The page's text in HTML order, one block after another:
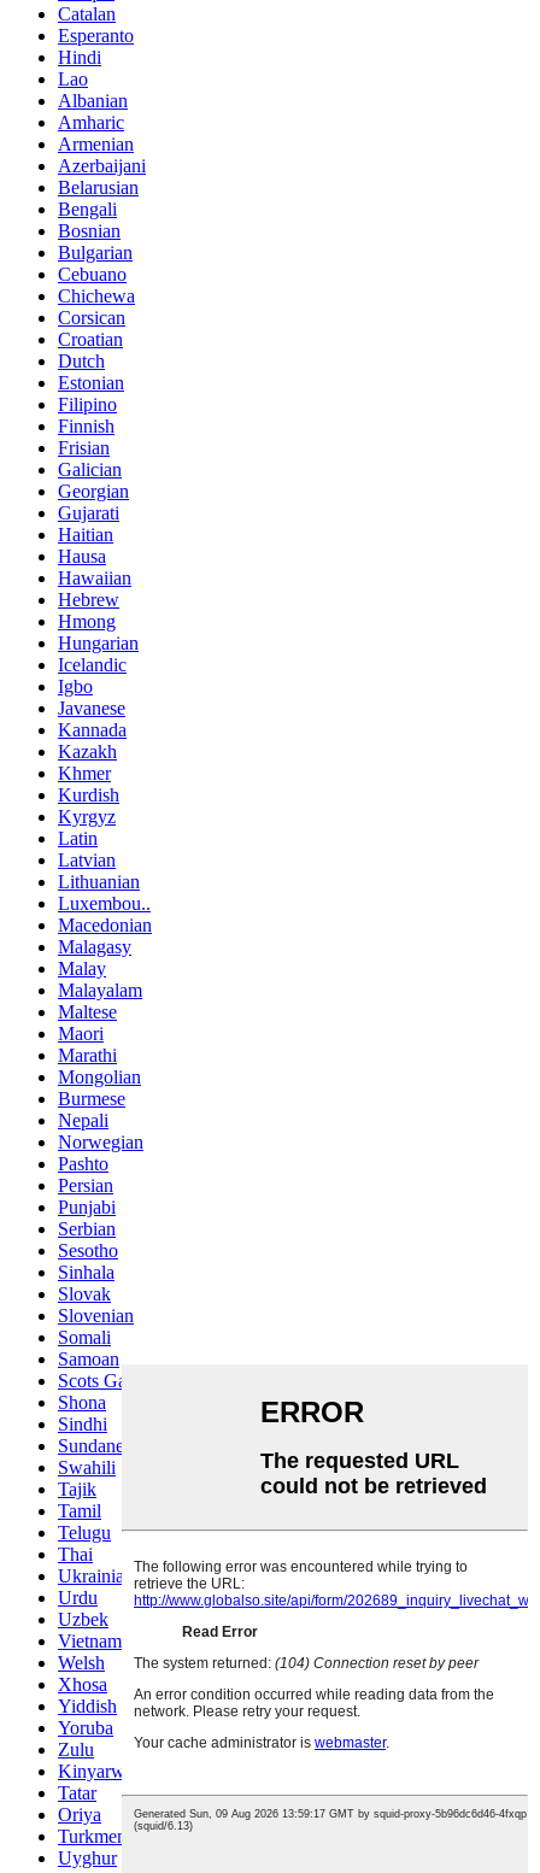
Catalan
Esperanto
Hindi
Lao
Albanian
Amharic
Armenian
Azerbaijani
Belarusian
Bengali
Bosnian
Bulgarian
Cebuano
Chichewa
Corsican
Croatian
Dutch
Estonian
Filipino
Finnish
Frisian
Galician
Georgian
Gujarati
Haitian
Hausa
Hawaiian
Hebrew
Hmong
Hungarian
Icelandic
Igbo
Javanese
Kannada
Kazakh
Khmer
Kurdish
Kyrgyz
Latin
Latvian
Lithuanian
Luxembou..
Macedonian
Malagasy
Malay
Malayalam
Maltese
Maori
Marathi
Mongolian
Burmese
Nepali
Norwegian
Pashto
Persian
Punjabi
Serbian
Sesotho
Sinhala
Slovak
Slovenian
Somali
Samoan
Scots Gaelic
Shona
Sindhi
Sundanese
Swahili
Tajik
Tamil
Telugu
Thai
Ukrainian
Urdu
Uzbek
Vietnamese
Welsh
Xhosa
Yiddish
Yoruba
Zulu
Kinyarwanda
Tatar
Oriya
Turkmen
Uyghur